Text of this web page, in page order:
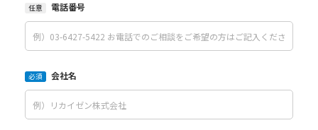
任意 電話番号
必須 会社名